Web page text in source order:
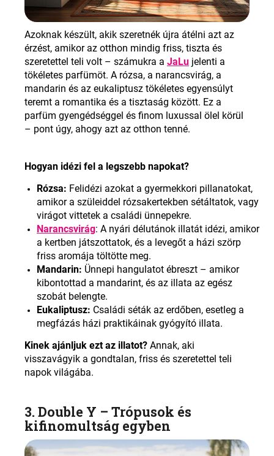
Azoknak készült, akik szeretnék újra átélni azt az
érzést, amikor az otthon mindig friss, tiszta és
szeretettel teli volt – számukra a JaLu jelenti a
tökéletes parfümöt. A rózsa, a narancsvirág, a
mandarin és az eukaliptusz tökéletes egyensúlyt
teremt a romantika és a tisztaság között. Ez a
parfüm gyengédséggel és finom luxussal ölel körül
– pont úgy, ahogy azt az otthon tenné.
Hogyan idézi fel a legszebb napokat?
Rózsa: Felidézi azokat a gyermekkori pillanatokat,
amikor a szüleiddel rózsakertekben sétáltatok, vagy
virágot vittetek a családi ünnepekre.
Narancsvirág: A nyári délutánok illatát idézi, amikor
a kertben játszottatok, és a levegőt a házi szörp
friss aromája töltötte meg.
Mandarin: Ünnepi hangulatot ébreszt – amikor
kibontottad a mandarint, és az illata az egész
szobát belengte.
Eukaliptusz: Családi séták az erdőben, esetleg a
megfázás házi praktikáinak gyógyító illata.
Kinek ajánljuk ezt az illatot? Annak, aki
visszavágyik a gondtalan, friss és szeretettel teli
napok világába.
3. Double Y – Trópusok és
kifinomultság egyben